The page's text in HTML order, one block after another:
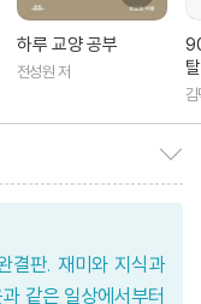
하루 교양 공부
전성원 저
김
결판. 재미와 지식과
같은 일상에서부터